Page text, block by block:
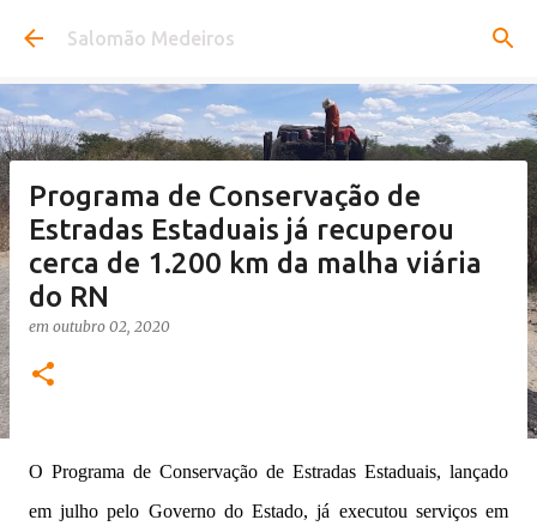
Pular para o conteúdo principal
Salomão Medeiros
Programa de Conservação de
Estradas Estaduais já recuperou
cerca de 1.200 km da malha viária
do RN
em outubro 02, 2020
O Programa de Conservação de Estradas Estaduais, lançado
em julho pelo Governo do Estado, já executou serviços em